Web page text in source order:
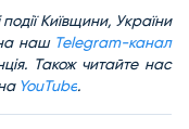
Київщини, України
на наш Telegram-канал
Також читайте нас
YouTube.